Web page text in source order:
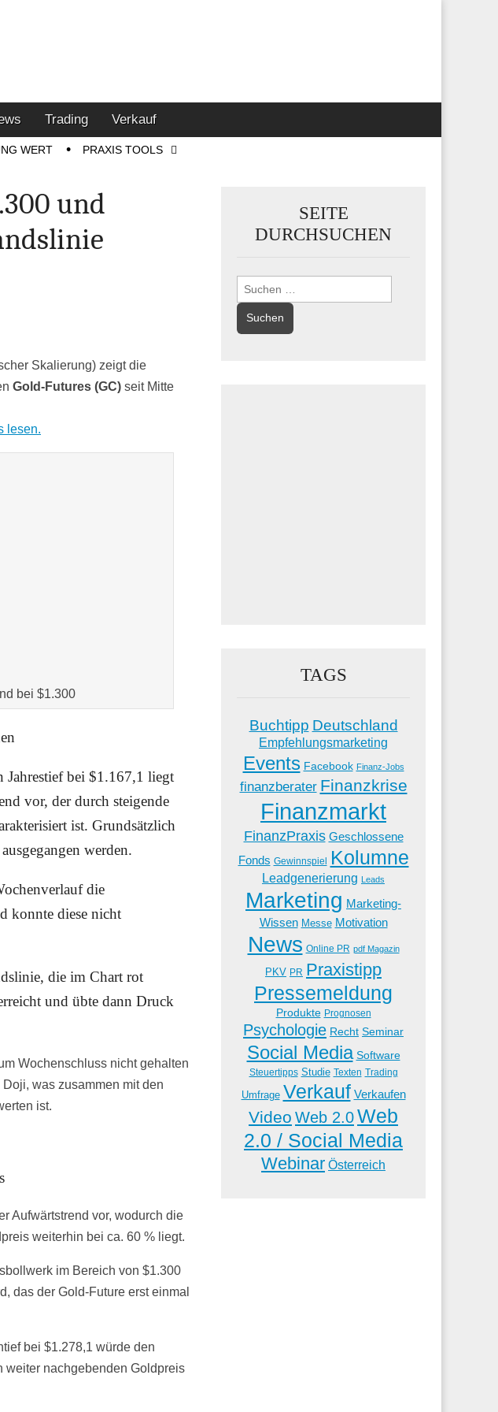
Trading Verkauf
WERT PRAXIS TOOLS
und
Skalierung) zeigt die
Gold-Futures (GC) seit Mitte
lesen.
bei $1.300
Jahrestief bei $1.167,1 liegt
vor, der durch steigende
ist. Grundsätzlich
werden.
die
konnte diese nicht
die im Chart rot
und übte dann Druck
Wochenschluss nicht gehalten
was zusammen mit den
ist.
Aufwärtstrend vor, wodurch die
weiterhin bei ca. 60 % liegt.
im Bereich von $1.300
das der Gold-Future erst einmal
bei $1.278,1 würde den
weiter nachgebenden Goldpreis
SEITE
DURCHSUCHEN
Suchen
nach:
TAGS
Buchtipp Deutschland
Empfehlungsmarketing
Events Facebook Finanz-Jobs
finanzberater Finanzkrise
Finanzmarkt
FinanzPraxis Geschlossene
Fonds Gewinnspiel Kolumne
Leadgenerierung Leads
Marketing Marketing-
Wissen Messe Motivation
News Online PR pdf Magazin
PKV PR Praxistipp
Pressemeldung
Produkte Prognosen
Psychologie Recht Seminar
Social Media Software
Steuertipps Studie Texten Trading
Umfrage Verkauf Verkaufen
Video Web 2.0Web
2.0 / Social Media
Webinar Österreich